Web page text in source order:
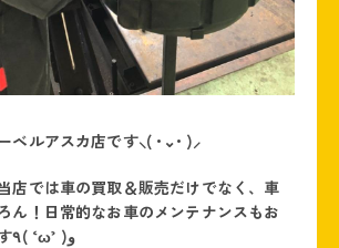
ベルアスカ店です⸜( •⌄• )⸝
店では車の買取＆販売だけでなく、車
ん！日常的なお車のメンテナンスもお
こなっております٩( ‘ω’ )و